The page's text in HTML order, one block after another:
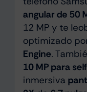
angular de 50
12 MP y te
optimizado
Engine.
10 MP para
inmersiva